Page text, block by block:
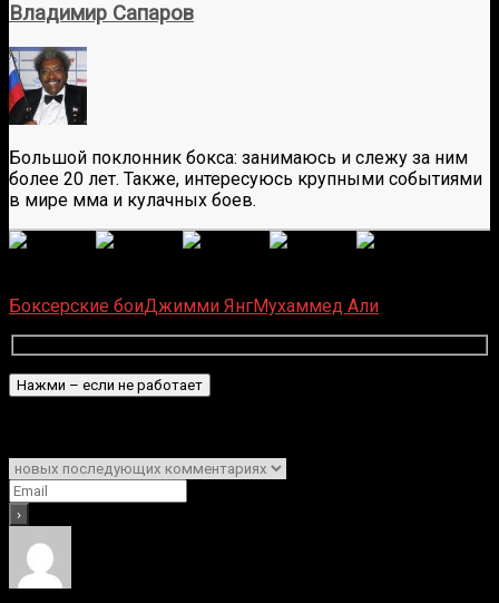
Владимир Сапаров
Большой поклонник бокса: занимаюсь и слежу за ним
более 20 лет. Также, интересуюсь крупными событиями
в мире мма и кулачных боев.
Боксерские боиДжимми ЯнгМухаммед Али